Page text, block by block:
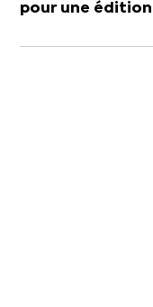
pour une